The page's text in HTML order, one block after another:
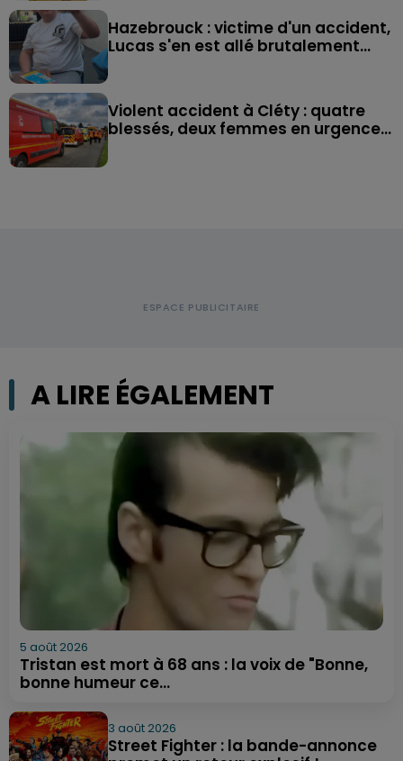
Hazebrouck : victime d'un accident,
Lucas s'en est allé brutalement...
Violent accident à Cléty : quatre
blessés, deux femmes en urgence...
A LIRE ÉGALEMENT
5 août 2026
Tristan est mort à 68 ans : la voix de "Bonne,
bonne humeur ce...
3 août 2026
Street Fighter : la bande-annonce